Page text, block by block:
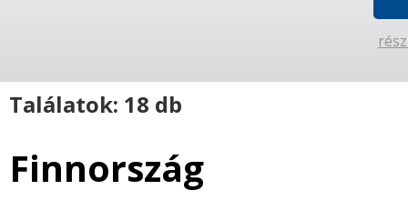
Találatok: 18 db
Finnország